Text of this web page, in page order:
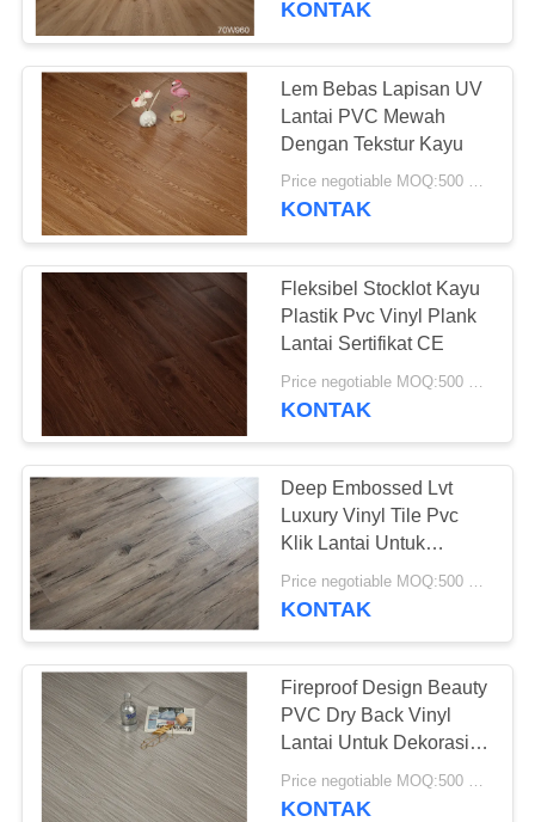
Vinyl Klik System
Flooring
37
Lantai Vinyl Lolos
15
Lantai Vinyl SPC
KONTAK
Lem Bebas Lapisan UV
Lantai PVC Mewah
Dengan Tekstur Kayu
Price negotiable MOQ:500 meter persegi
KONTAK
Fleksibel Stocklot Kayu
Plastik Pvc Vinyl Plank
Lantai Sertifikat CE
KONTAK
Deep Embossed Lvt
Luxury Vinyl Tile Pvc
Klik Lantai Untuk
Dekorasi Rumah
Price negotiable MOQ:500 meter persegi
KONTAK
Fireproof Design Beauty
PVC Dry Back Vinyl
Lantai Untuk Dekorasi
Perumahan
Price negotiable MOQ:500 meter persegi
KONTAK